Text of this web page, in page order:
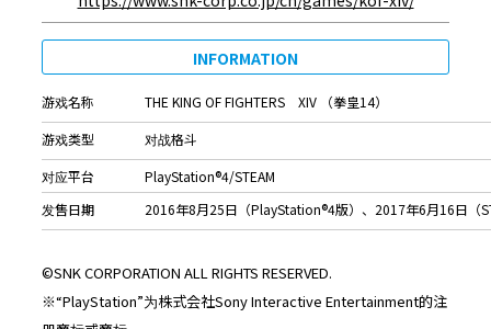
INFORMATION
游戏名称
THE KING OF FIGHTERS XIV （拳皇14）
游戏类型
对战格斗
对应平台
PlayStation®4/STEAM
发售日期
2016年8月25日（PlayStation®4版）、2017年6月16日（
©SNK CORPORATION ALL RIGHTS RESERVED.
※“PlayStation”为株式会社Sony Interactive Entertainment的注